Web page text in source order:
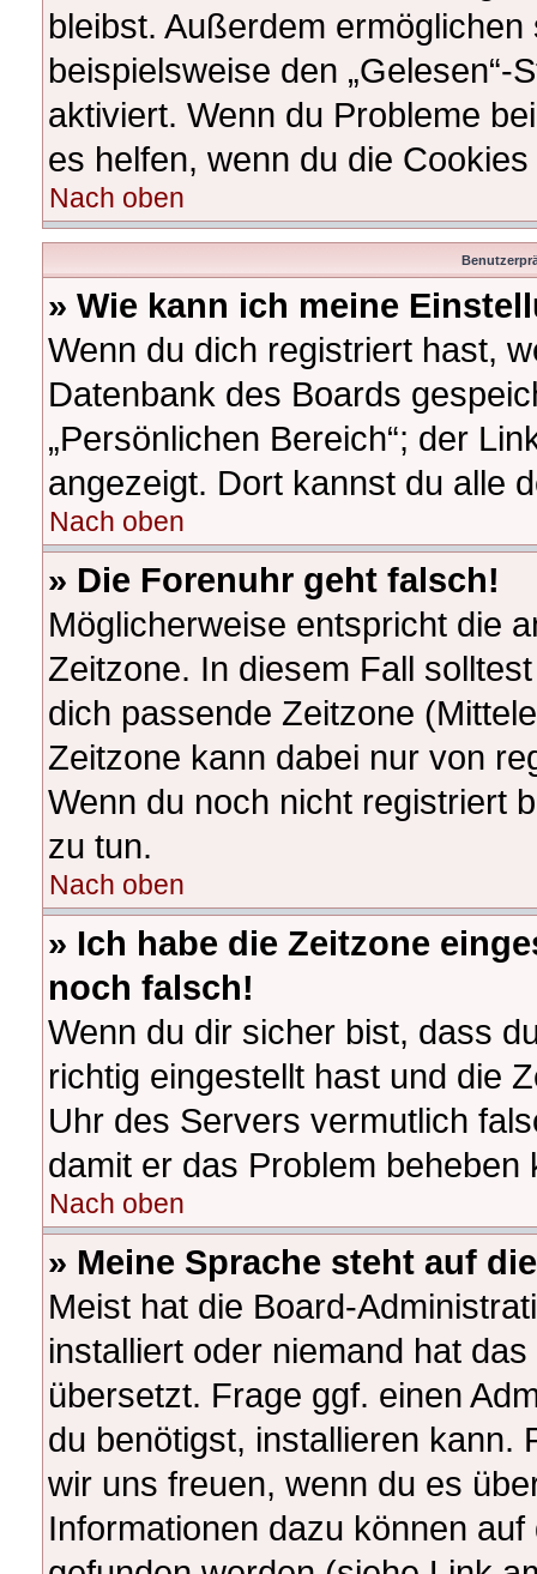
bleibst. Außerdem
beispielsweise den
aktiviert. Wenn du Probleme
es helfen, wenn du die
Nach oben
» Wie kann ich meine
Wenn du dich registriert hast,
Datenbank des Boards
„Persönlichen Bereich“; der
angezeigt. Dort kannst du alle
Nach oben
» Die Forenuhr geht falsch!
Möglicherweise entspricht die
Zeitzone. In diesem Fall
dich passende Zeitzone
Zeitzone kann dabei nur von
Wenn du noch nicht registriert
zu tun.
Nach oben
» Ich habe die Zeitzone
noch falsch!
Wenn du dir sicher bist, dass
richtig eingestellt hast und die
Uhr des Servers vermutlich
damit er das Problem beheben
Nach oben
» Meine Sprache steht auf
Meist hat die Board-
installiert oder niemand hat
übersetzt. Frage ggf. einen
du benötigst, installieren kann.
wir uns freuen, wenn du es
Informationen dazu können